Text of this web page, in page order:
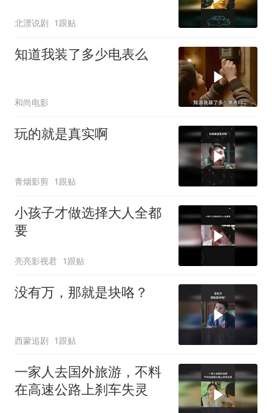
北漂说剧 1跟贴
知道我装了多少电表么
和尚电影
玩的就是真实啊
青烟影剪 1跟贴
小孩子才做选择大人全都
要
亮亮影视君 1跟贴
没有万，那就是块咯？
西蒙追剧 1跟贴
一家人去国外旅游，不料
在高速公路上刹车失灵